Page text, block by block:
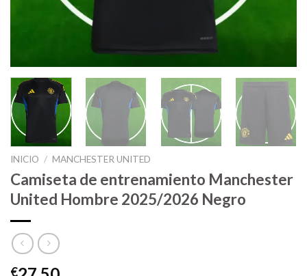
INICIO / MANCHESTER UNITED
Camiseta de entrenamiento Manchester
United Hombre 2025/2026 Negro
€